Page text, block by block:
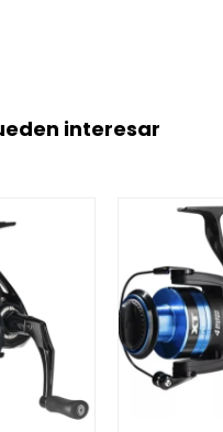
interesar